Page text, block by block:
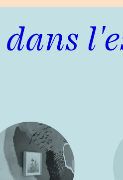
dans